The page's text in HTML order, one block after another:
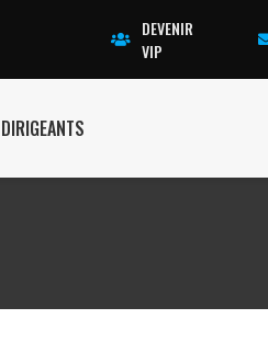
DEVENIR
VIP
DIRIGEANTS